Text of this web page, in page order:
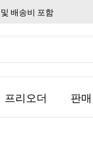
배송비 포함
프리오더 판